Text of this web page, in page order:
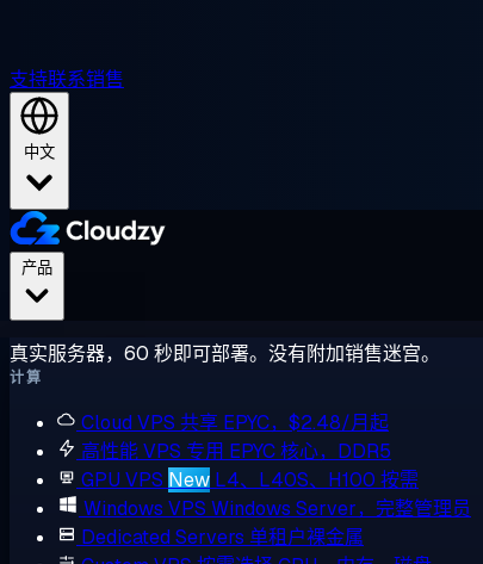
支持联系销售
中文
真实服务器，60 秒即可部署。没有附加销售迷宫。
计算
Cloud VPS 共享 EPYC，$2.48/月起
高性能 VPS 专用 EPYC 核心，DDR5
GPU VPS New L4、L40S、H100 按需
Windows VPS Windows Server，完整管理员
Dedicated Servers 单租户裸金属